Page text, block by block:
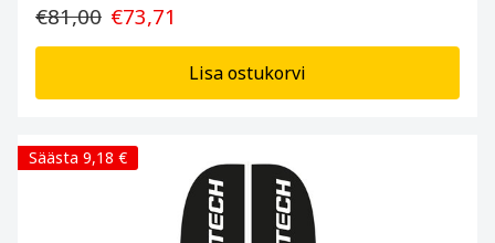
€81,00 €73,71
Lisa ostukorvi
Säästa 9,18 €